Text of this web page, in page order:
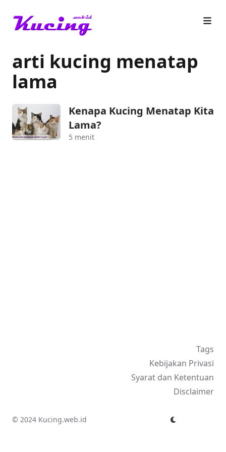
arti kucing menatap
lama
Kenapa Kucing Menatap Kita
Lama?
5 menit
Tags
Kebijakan Privasi
Syarat dan Ketentuan
Disclaimer
© 2024 Kucing.web.id